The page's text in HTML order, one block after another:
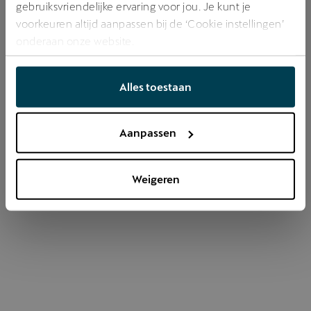
gebruiksvriendelijke ervaring voor jou. Je kunt je
voorkeuren altijd aanpassen bij de ‘Cookie instellingen’
onderaan onze website.
Alles toestaan
Aanpassen
Weigeren
Refresh